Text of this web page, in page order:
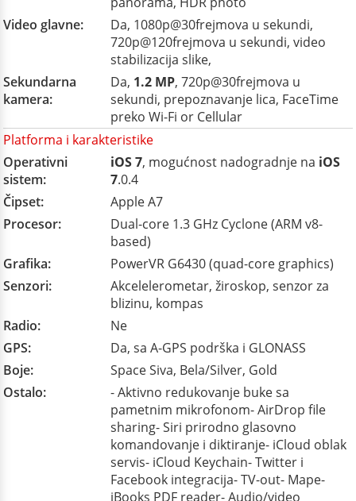
Video glavne:
Da, 1080p@30frejmova u sekundi,
720p@120frejmova u sekundi, video
stabilizacija slike,
Sekundarna
kamera:
Da, 1.2 MP, 720p@30frejmova u
sekundi, prepoznavanje lica, FaceTime
preko Wi-Fi or Cellular
Platforma i karakteristike
Operativni
sistem:
iOS 7, mogućnost nadogradnje na iOS
7.0.4
Čipset:
Apple A7
Procesor:
Dual-core 1.3 GHz Cyclone (ARM v8-
based)
Grafika:
PowerVR G6430 (quad-core graphics)
Senzori:
Akcelelerometar, žiroskop, senzor za
blizinu, kompas
Radio:
Ne
GPS:
Da, sa A-GPS podrška i GLONASS
Boje:
Space Siva, Bela/Silver, Gold
Ostalo:
- Aktivno redukovanje buke sa
pametnim mikrofonom- AirDrop file
sharing- Siri prirodno glasovno
komandovanje i diktiranje- iCloud oblak
servis- iCloud Keychain- Twitter i
Facebook integracija- TV-out- Mape-
iBooks PDF reader- Audio/video